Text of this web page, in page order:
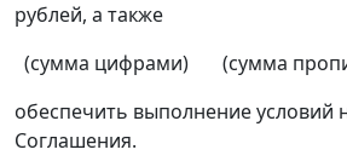
рублей, а также
(сумма цифрами) (сумма
обеспечить выполнение условий
Соглашения.